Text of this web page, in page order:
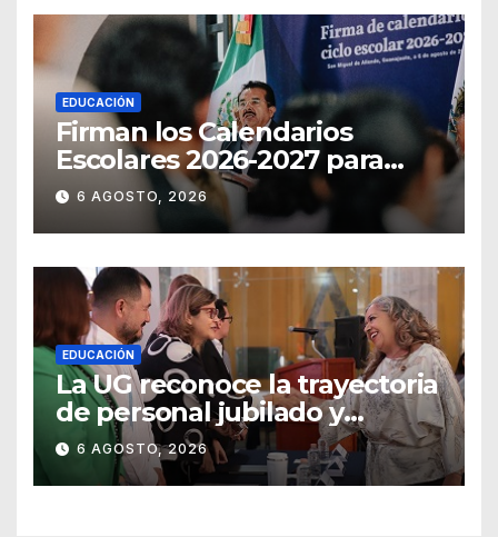
EDUCACIÓN
Firman los Calendarios
Escolares 2026-2027 para
Guanajuato
6 AGOSTO, 2026
EDUCACIÓN
La UG reconoce la trayectoria
de personal jubilado y
agradece su legado
6 AGOSTO, 2026